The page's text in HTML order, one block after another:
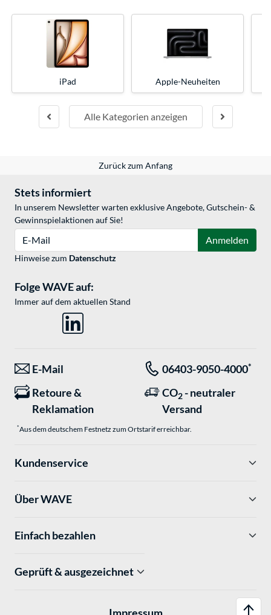
Alle Kategorien anzeigen
iPad Apple-Neuheiten
Zurück zum Anfang
Stets informiert
In unserem Newsletter warten exklusive Angebote, Gutschein- &
Gewinnspielaktionen auf Sie!
Anmelden
Hinweise zum Datenschutz
Folge WAVE auf:
Immer auf dem aktuellen Stand
E-Mail 06403-9050-4000*
Retoure &
Reklamation
CO2 - neutraler
Versand
*Aus dem deutschem Festnetz zum Ortstarif erreichbar.
Kundenservice
Über WAVE
Einfach bezahlen
Geprüft & ausgezeichnet